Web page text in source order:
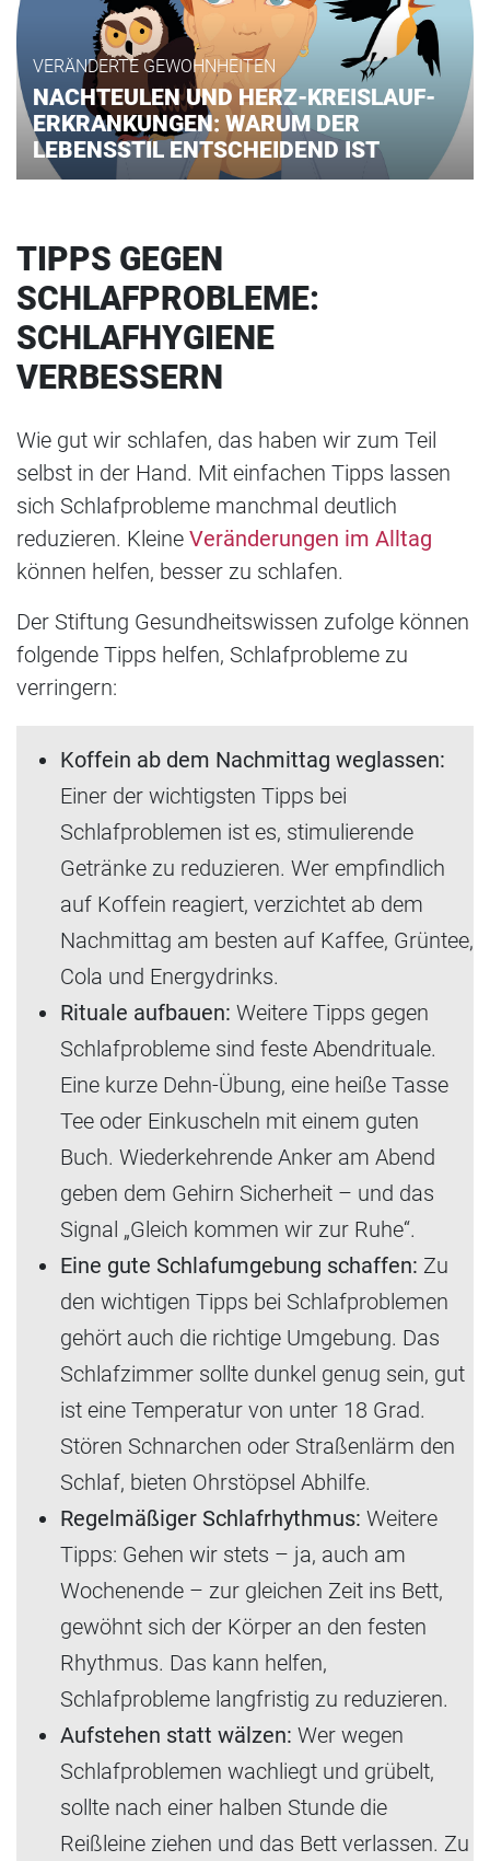
VERÄNDERTE GEWOHNHEITEN
NACHTEULEN UND HERZ-KREISLAUF-
ERKRANKUNGEN: WARUM DER
LEBENSSTIL ENTSCHEIDEND IST
TIPPS GEGEN
SCHLAFPROBLEME:
SCHLAFHYGIENE
VERBESSERN
Wie gut wir schlafen, das haben wir zum Teil
selbst in der Hand. Mit einfachen Tipps lassen
sich Schlafprobleme manchmal deutlich
reduzieren. Kleine Veränderungen im Alltag
können helfen, besser zu schlafen.
Der Stiftung Gesundheitswissen zufolge können
folgende Tipps helfen, Schlafprobleme zu
verringern:
Koffein ab dem Nachmittag weglassen:
Einer der wichtigsten Tipps bei
Schlafproblemen ist es, stimulierende
Getränke zu reduzieren. Wer empfindlich
auf Koffein reagiert, verzichtet ab dem
Nachmittag am besten auf Kaffee, Grüntee,
Cola und Energydrinks.
Rituale aufbauen: Weitere Tipps gegen
Schlafprobleme sind feste Abendrituale.
Eine kurze Dehn-Übung, eine heiße Tasse
Tee oder Einkuscheln mit einem guten
Buch. Wiederkehrende Anker am Abend
geben dem Gehirn Sicherheit – und das
Signal „Gleich kommen wir zur Ruhe“.
Eine gute Schlafumgebung schaffen: Zu
den wichtigen Tipps bei Schlafproblemen
gehört auch die richtige Umgebung. Das
Schlafzimmer sollte dunkel genug sein, gut
ist eine Temperatur von unter 18 Grad.
Stören Schnarchen oder Straßenlärm den
Schlaf, bieten Ohrstöpsel Abhilfe.
Regelmäßiger Schlafrhythmus: Weitere
Tipps: Gehen wir stets – ja, auch am
Wochenende – zur gleichen Zeit ins Bett,
gewöhnt sich der Körper an den festen
Rhythmus. Das kann helfen,
Schlafprobleme langfristig zu reduzieren.
Aufstehen statt wälzen: Wer wegen
Schlafproblemen wachliegt und grübelt,
sollte nach einer halben Stunde die
Reißleine ziehen und das Bett verlassen. Zu